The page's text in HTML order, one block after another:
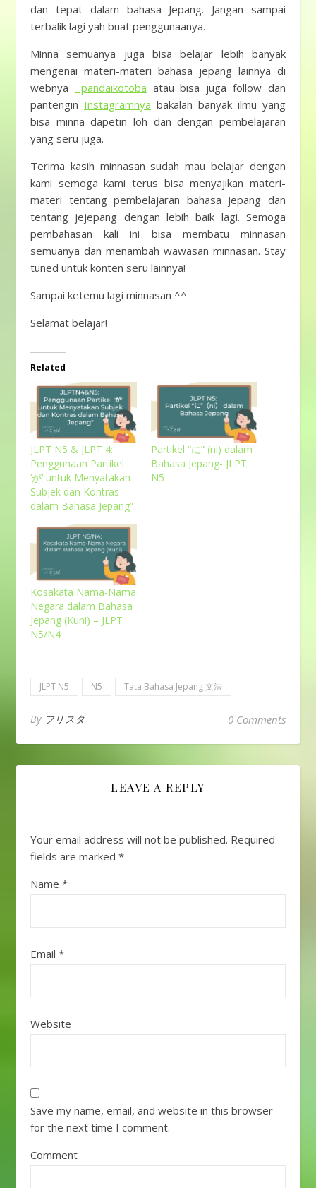
dan tepat dalam bahasa Jepang. Jangan sampai
terbalik lagi yah buat penggunaanya.
Minna semuanya juga bisa belajar lebih banyak
mengenai materi-materi bahasa jepang lainnya di
webnya
pandaikotoba atau bisa juga follow dan
pantengin Instagramnya bakalan banyak ilmu yang
bisa minna dapetin loh dan dengan pembelajaran
yang seru juga.
Terima kasih minnasan sudah mau belajar dengan
kami semoga kami terus bisa menyajikan materi-
materi tentang pembelajaran bahasa jepang dan
tentang jejepang dengan lebih baik lagi. Semoga
pembahasan kali ini bisa membatu minnasan
semuanya dan menambah wawasan minnasan. Stay
tuned untuk konten seru lainnya!
Sampai ketemu lagi minnasan ^^
Selamat belajar!
Related
JLPT N5 & JLPT 4:
Penggunaan Partikel
‘が’ untuk Menyatakan
Subjek dan Kontras
dalam Bahasa Jepang”
Partikel “に” (ni) dalam
Bahasa Jepang- JLPT
N5
Kosakata Nama-Nama
Negara dalam Bahasa
Jepang (Kuni) – JLPT
N5/N4
JLPT N5 N5 Tata Bahasa Jepang 文法
By フリスタ 0 Comments
LEAVE A REPLY
Your email address will not be published. Required
fields are marked *
Name *
Email *
Website
Save my name, email, and website in this browser
for the next time I comment.
Comment